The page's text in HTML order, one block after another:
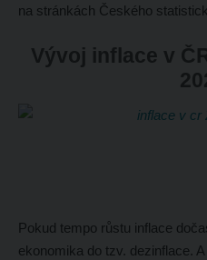
na stránkách Českého
Vývoj inflace v
Pokud tempo růstu inflace
ekonomika do tzv. dezinflace.